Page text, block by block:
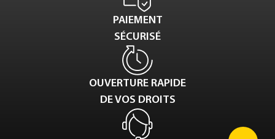
PAIEMENT
SÉCURISÉ
OUVERTURE RAPIDE
DE VOS DROITS